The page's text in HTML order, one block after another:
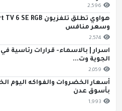
2,596
وسعر منافس
2,574
اسرار | بالاسماء- قرارات رئاسية
الجوية وت...
2,059
بأسوق عدن
1,993